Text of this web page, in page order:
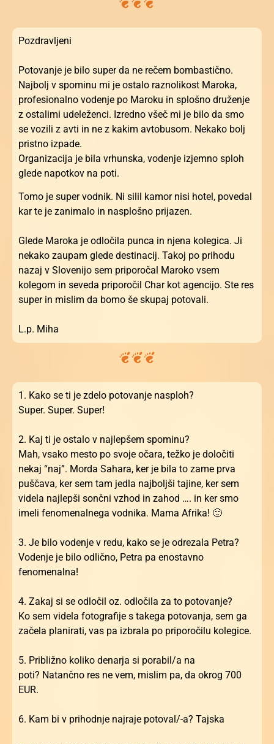
Pozdravljeni
Potovanje je bilo super da ne rečem bombastično.
Najbolj v spominu mi je ostalo raznolikost Maroka,
profesionalno vodenje po Maroku in splošno druženje
z ostalimi udeleženci. Izredno všeč mi je bilo da smo
se vozili z avti in ne z kakim avtobusom. Nekako bolj
pristno izpade.
Organizacija je bila vrhunska, vodenje izjemno sploh
glede napotkov na poti.
Tomo je super vodnik. Ni silil kamor nisi hotel, povedal
kar te je zanimalo in nasplošno prijazen.
Glede Maroka je odločila punca in njena kolegica. Ji
nekako zaupam glede destinacij. Takoj po prihodu
nazaj v Slovenijo sem priporočal Maroko vsem
kolegom in seveda priporočil Char kot agencijo. Ste res
super in mislim da bomo še skupaj potovali.
L.p. Miha
1. Kako se ti je zdelo potovanje nasploh?
Super. Super. Super!
2. Kaj ti je ostalo v najlepšem spominu?
Mah, vsako mesto po svoje očara, težko je določiti
nekaj “naj”. Morda Sahara, ker je bila to zame prva
puščava, ker sem tam jedla najboljši tajine, ker sem
videla najlepši sončni vzhod in zahod …. in ker smo
imeli fenomenalnega vodnika. Mama Afrika! 🙂
3. Je bilo vodenje v redu, kako se je odrezala Petra?
Vodenje je bilo odlično, Petra pa enostavno
fenomenalna!
4. Zakaj si se odločil oz. odločila za to potovanje?
Ko sem videla fotografije s takega potovanja, sem ga
začela planirati, vas pa izbrala po priporočilu kolegice.
5. Približno koliko denarja si porabil/a na
poti? Natančno res ne vem, mislim pa, da okrog 700
EUR.
6. Kam bi v prihodnje najraje potoval/-a? Tajska